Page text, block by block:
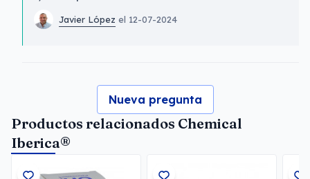
Javier López el 12-07-2024
Nueva pregunta
Productos relacionados Chemical
Iberica®